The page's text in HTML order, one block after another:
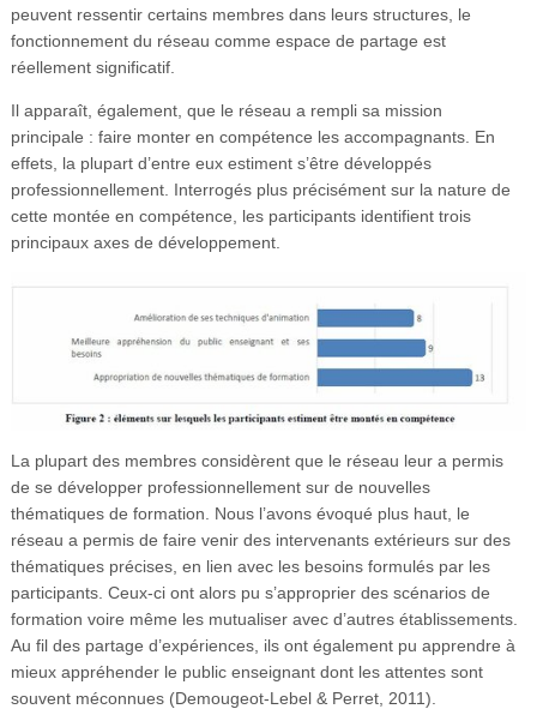
peuvent ressentir certains membres dans leurs structures, le
fonctionnement du réseau comme espace de partage est
réellement significatif.
Il apparaît, également, que le réseau a rempli sa mission
principale : faire monter en compétence les accompagnants. En
effets, la plupart d’entre eux estiment s’être développés
professionnellement. Interrogés plus précisément sur la nature de
cette montée en compétence, les participants identifient trois
principaux axes de développement.
La plupart des membres considèrent que le réseau leur a permis
de se développer professionnellement sur de nouvelles
thématiques de formation. Nous l’avons évoqué plus haut, le
réseau a permis de faire venir des intervenants extérieurs sur des
thématiques précises, en lien avec les besoins formulés par les
participants. Ceux-ci ont alors pu s’approprier des scénarios de
formation voire même les mutualiser avec d’autres établissements.
Au fil des partage d’expériences, ils ont également pu apprendre à
mieux appréhender le public enseignant dont les attentes sont
souvent méconnues (Demougeot-Lebel & Perret, 2011).